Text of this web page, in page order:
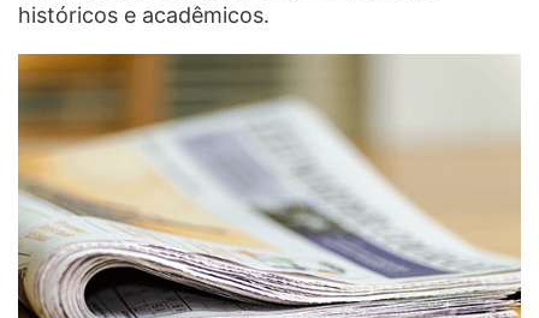
históricos e acadêmicos.